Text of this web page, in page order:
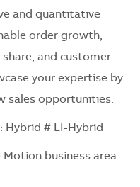
and quantitative
order growth,
and customer
your expertise by
sales opportunities.
Hybrid # LI-Hybrid
business area